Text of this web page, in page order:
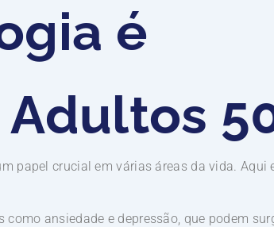
é
papel crucial em várias áreas da vida. Aqui
ansiedade e depressão, que podem